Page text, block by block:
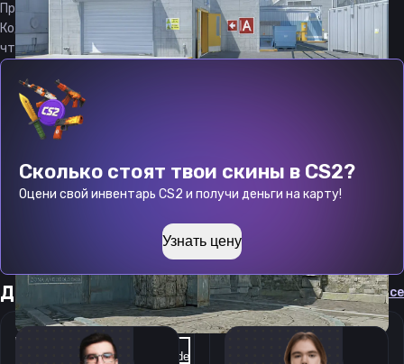
Previous slide Next slide
Прицел zoneR является актуальным на
08.08.2026
Код прицела
CS 2 стараемся еженедельно обновлять,
чтобы вы могли играть с актуальными настройками игрока.
Сколько стоят твои скины в CS2?
Оцени свой инвентарь CS2 и получи деньги на карту!
Узнать цену
Другие прицелы Cмотреть все